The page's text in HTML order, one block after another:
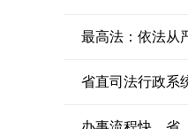
最高法：依法从
省直司法行政系